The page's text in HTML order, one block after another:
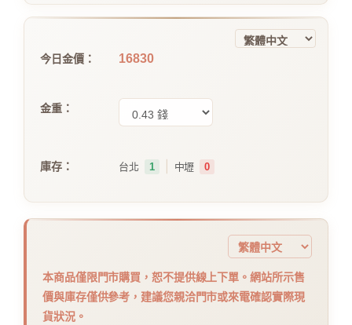
今日金價： 16830
金重：
庫存： 台北 1 中壢 0
本商品僅限門市購買，恕不提供線上下單。網站所示售
價與庫存僅供參考，建議您親洽門市或來電確認實際現
貨狀況。